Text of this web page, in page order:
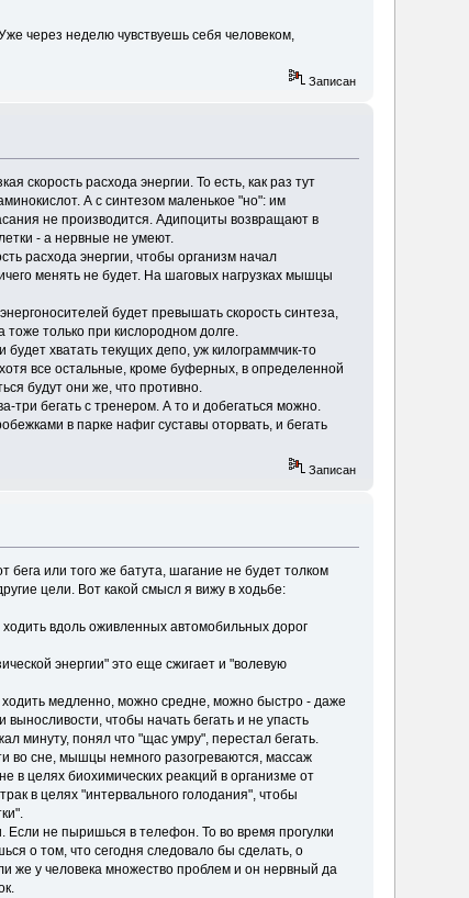
через неделю чувствуешь себя человеком,
Записан
скорость расхода энергии. То есть, как раз тут
А с синтезом маленькое "но": им
не производится. Адипоциты возвращают в
- а нервные не умеют.
расхода энергии, чтобы организм начал
менять не будет. На шаговых нагрузках мышцы
будет превышать скорость синтеза,
только при кислородном долге.
хватать текущих депо, уж килограммчик-то
все остальные, кроме буферных, в определенной
будут они же, что противно.
три бегать с тренером. А то и добегаться можно.
в парке нафиг суставы оторвать, и бегать
Записан
бега или того же батута, шагание не будет толком
цели. Вот какой смысл я вижу в ходьбе:
вдоль оживленных автомобильных дорог
энергии" это еще сжигает и "волевую
ходить медленно, можно средне, можно быстро - даже
чтобы начать бегать и не упасть
минуту, понял что "щас умру", перестал бегать.
во сне, мышцы немного разогреваются, массаж
в целях биохимических реакций в организме от
в целях "интервального голодания", чтобы
Если не пыришься в телефон. То во время прогулки
о том, что сегодня следовало бы сделать, о
у человека множество проблем и он нервный да